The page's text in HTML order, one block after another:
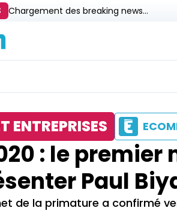
Chargement des breaking news...
ENTREPRISES
: le
Paul
de la primature a confirmé